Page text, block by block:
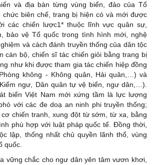
và địa bàn từng vùng biển, đảo của Tổ
biên chế, trang bị hiện có và mới được
các chiến lược1* thuộc lĩnh vực quân sự,
bảo vệ Tổ quốc trong tình hình mới, nghệ
và cách đánh truyền thống của dân tộc
cán bộ, chiến sĩ tác chiến giỏi bằng trang bị
như khi được tham gia tác chiến hiệp đồng
không - Không quân, Hải quân,…) và
ngư, Dân quân tự vệ biển, ngư dân,…).
biển Việt Nam mới xứng tầm là lực lượng
với các đe doạ an ninh phi truyền thống;
chiến tranh, xung đột từ sớm, từ xa, bằng
phù hợp với luật pháp quốc tế. Đồng thời,
lập, thống nhất chủ quyền lãnh thổ, vùng
quốc.
vững chắc cho ngư dân yên tâm vươn khơi,